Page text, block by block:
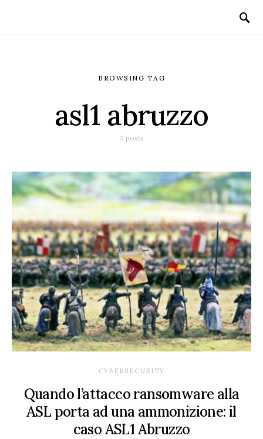
BROWSING TAG
asl1 abruzzo
3 posts
CYBERSECURITY
Quando l’attacco ransomware alla
ASL porta ad una ammonizione: il
caso ASL1 Abruzzo